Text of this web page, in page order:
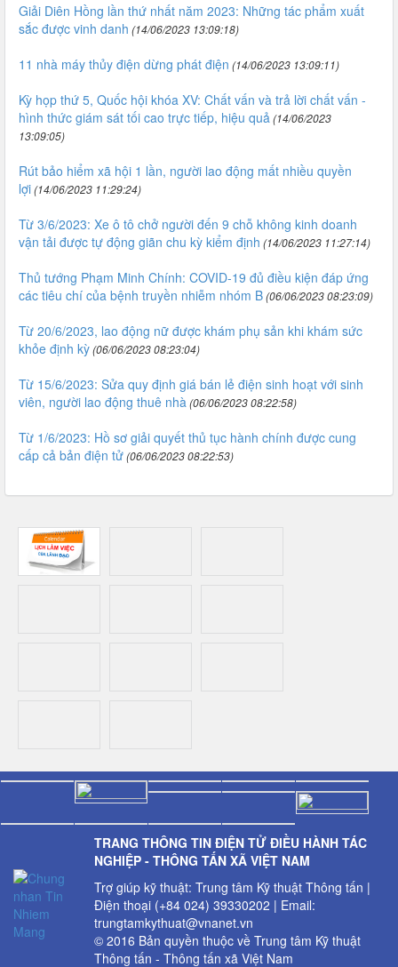
Giải Diên Hồng lần thứ nhất năm 2023: Những tác phẩm xuất
sắc được vinh danh (14/06/2023 13:09:18)
11 nhà máy thủy điện dừng phát điện (14/06/2023 13:09:11)
Kỳ họp thứ 5, Quốc hội khóa XV: Chất vấn và trả lời chất vấn -
hình thức giám sát tối cao trực tiếp, hiệu quả (14/06/2023
13:09:05)
Rút bảo hiểm xã hội 1 lần, người lao động mất nhiều quyền
lợi(14/06/2023 11:29:24)
Từ 3/6/2023: Xe ô tô chở người đến 9 chỗ không kinh doanh
vận tải được tự động giãn chu kỳ kiểm định (14/06/2023 11:27:14)
Thủ tướng Phạm Minh Chính: COVID-19 đủ điều kiện đáp ứng
các tiêu chí của bệnh truyền nhiễm nhóm B(06/06/2023 08:23:09)
Từ 20/6/2023, lao động nữ được khám phụ sản khi khám sức
khỏe định kỳ(06/06/2023 08:23:04)
Từ 15/6/2023: Sửa quy định giá bán lẻ điện sinh hoạt với sinh
viên, người lao động thuê nhà (06/06/2023 08:22:58)
Từ 1/6/2023: Hồ sơ giải quyết thủ tục hành chính được cung
cấp cả bản điện tử(06/06/2023 08:22:53)
TRANG THÔNG TIN ĐIỆN TỬ ĐIỀU HÀNH TÁC
NGHIỆP - THÔNG TẤN XÃ VIỆT NAM
Trợ giúp kỹ thuật: Trung tâm Kỹ thuật Thông tấn |
Điện thoại (+84 024) 39330202 | Email:
trungtamkythuat@vnanet.vn
© 2016 Bản quyền thuộc về Trung tâm Kỹ thuật
Thông tấn - Thông tấn xã Việt Nam